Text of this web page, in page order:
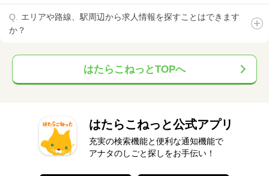
エリアや路線、駅周辺から求人情報を探すことはできます
か？
はたらこねっとTOPへ
はたらこねっと公式アプリ
充実の検索機能と便利な通知機能で
アナタのしごと探しをお手伝い！